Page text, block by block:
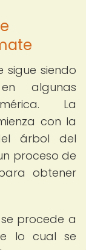
siendo
algunas
La
con la
árbol del
proceso de
obtener
procede a
lo cual se